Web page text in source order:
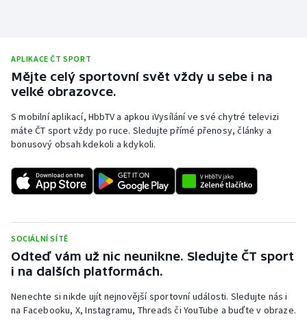
Triatlon
Veslování
Vodní slalom
Ostatní
APLIKACE ČT SPORT
Mějte celý sportovní svět vždy u sebe i na
velké obrazovce.
S mobilní aplikací, HbbTV a apkou iVysílání ve své chytré televizi
máte ČT sport vždy po ruce. Sledujte přímé přenosy, články a
bonusový obsah kdekoli a kdykoli.
SOCIÁLNÍ SÍTĚ
Odteď vám už nic neunikne. Sledujte ČT sport
i na dalších platformách.
Nenechte si nikde ujít nejnovější sportovní události. Sledujte nás i
na Facebooku, X, Instagramu, Threads či YouTube a buďte v obraze.